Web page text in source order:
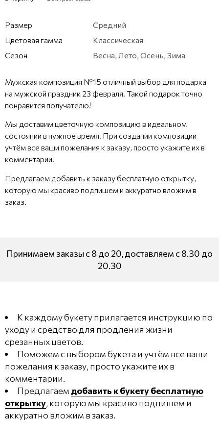
Размер
Средний
Цветовая гамма
Классическая
Сезон
Весна, Лето, Осень, Зима
Мужская композиция №15 отличный выбор для подарка
на мужской праздник 23 февраля. Такой подарок точно
понравится получателю!
Мы доставим цветочную композицию в идеальном
состоянии в нужное время. При создании композиции
учтём все ваши пожелания к заказу, просто укажите их в
комментарии.
Предлагаем добавить к заказу бесплатную открытку,
которую мы красиво подпишем и аккуратно вложим в
заказ.
Принимаем заказы с 8 до 20, доставляем с 8.30 до
20.30
К каждому букету прилагается инструкцию по
уходу и средство для продления жизни
срезанных цветов.
Поможем с выбором букета и учтём все ваши
пожелания к заказу, просто укажите их в
комментарии.
Предлагаем добавить к букету бесплатную
открытку, которую мы красиво подпишем и
аккуратно вложим в заказ.